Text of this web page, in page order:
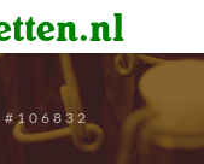
#106832